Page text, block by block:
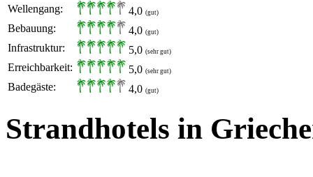
Wellengang: 4,0 (gut)
Bebauung: 4,0 (gut)
Infrastruktur: 5,0 (sehr gut)
Erreichbarkeit: 5,0 (sehr gut)
Badegäste: 4,0 (gut)
Strandhotels in